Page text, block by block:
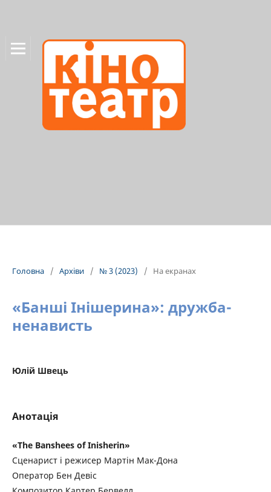
Головна / Архіви / № 3 (2023) / На екранах
«Банші Інішерина»: дружба-
ненависть
Юлій Швець
Анотація
«The Banshees of Inisherin»
Сценарист і режисер Мартін Мак-Дона
Оператор Бен Девіс